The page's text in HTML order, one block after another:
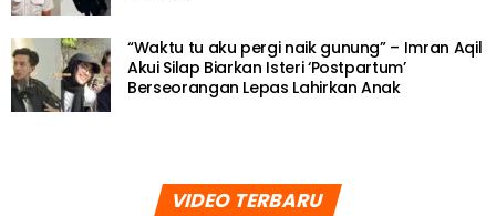
“Waktu tu aku pergi naik gunung” – Imran Aqil
Akui Silap Biarkan Isteri ‘Postpartum’
Berseorangan Lepas Lahirkan Anak
VIDEO TERBARU